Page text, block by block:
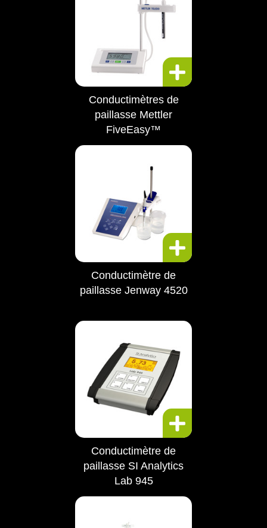
Conductimètres de
paillasse Mettler
FiveEasy™
Conductimètre de
paillasse Jenway 4520
Conductimètre de
paillasse SI Analytics
Lab 945